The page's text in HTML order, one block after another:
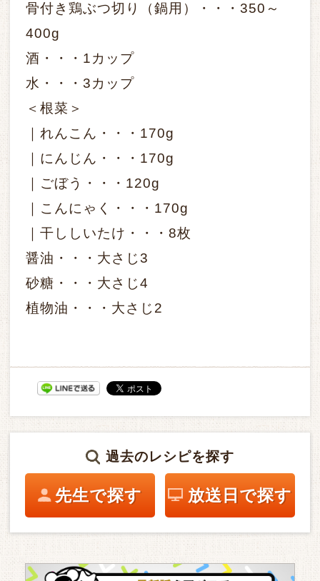
骨付き鶏ぶつ切り（鍋用）・・・350～
400g
酒・・・1カップ
水・・・3カップ
＜根菜＞
｜れんこん・・・170g
｜にんじん・・・170g
｜ごぼう・・・120g
｜こんにゃく・・・170g
｜干ししいたけ・・・8枚
醤油・・・大さじ3
砂糖・・・大さじ4
植物油・・・大さじ2
過去のレシピを探す
先生で探す 放送日で探す